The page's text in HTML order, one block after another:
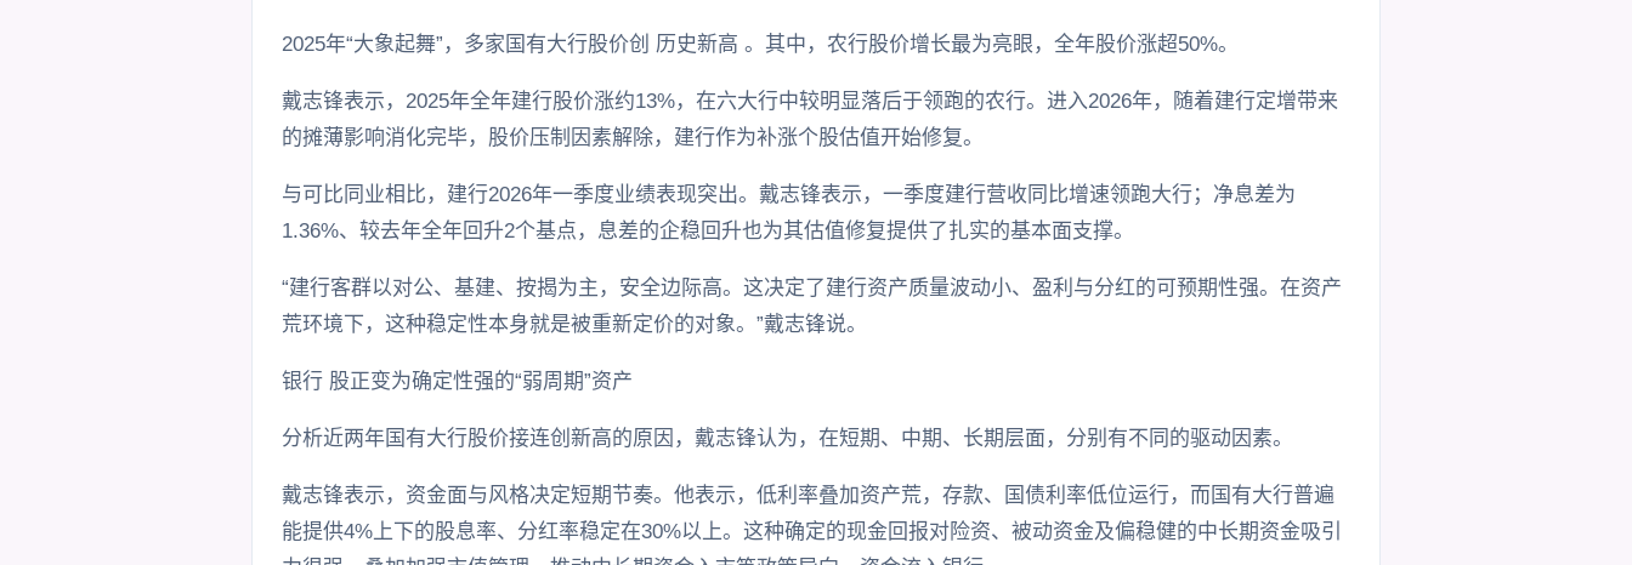
2025年“大象起舞”，多家国有大行股价创 历史新高 。其中，农行股价增长最为亮眼，全年股价涨超50%。
戴志锋表示，2025年全年建行股价涨约13%，在六大行中较明显落后于领跑的农行。进入2026年，随着建行定增带来
的摊薄影响消化完毕，股价压制因素解除，建行作为补涨个股估值开始修复。
与可比同业相比，建行2026年一季度业绩表现突出。戴志锋表示，一季度建行营收同比增速领跑大行；净息差为
1.36%、较去年全年回升2个基点，息差的企稳回升也为其估值修复提供了扎实的基本面支撑。
“建行客群以对公、基建、按揭为主，安全边际高。这决定了建行资产质量波动小、盈利与分红的可预期性强。在资产
荒环境下，这种稳定性本身就是被重新定价的对象。”戴志锋说。
银行 股正变为确定性强的“弱周期”资产
分析近两年国有大行股价接连创新高的原因，戴志锋认为，在短期、中期、长期层面，分别有不同的驱动因素。
戴志锋表示，资金面与风格决定短期节奏。他表示，低利率叠加资产荒，存款、国债利率低位运行，而国有大行普遍
能提供4%上下的股息率、分红率稳定在30%以上。这种确定的现金回报对险资、被动资金及偏稳健的中长期资金吸引